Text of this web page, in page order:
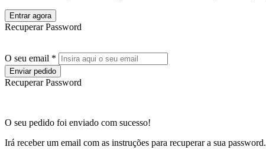
Entrar agora
Recuperar Password
O seu email *
Enviar pedido
Recuperar Password
O seu pedido foi enviado com sucesso!
Irá receber um email com as instruções para recuperar a sua password.